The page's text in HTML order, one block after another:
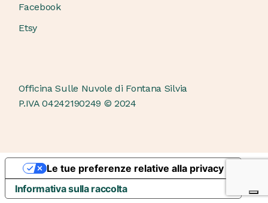
Facebook
Etsy
Officina Sulle Nuvole di Fontana Silvia
P.IVA 04242190249 © 2024
Informativa sulla raccolta
Le tue preferenze relative alla privacy